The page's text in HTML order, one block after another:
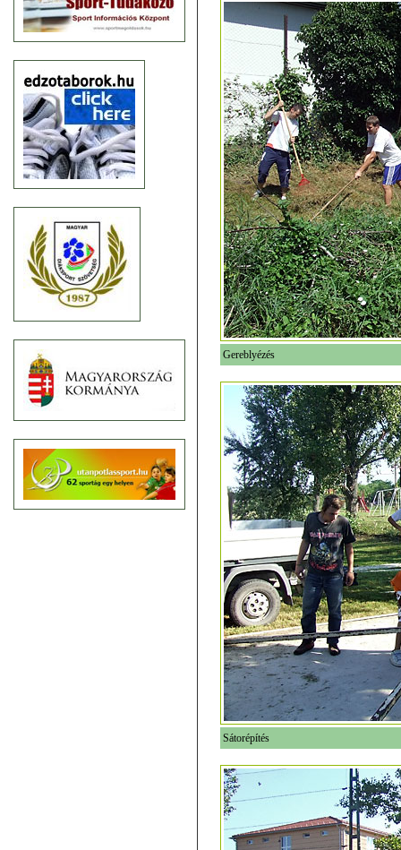
Gereblyézés
Sátorépítés